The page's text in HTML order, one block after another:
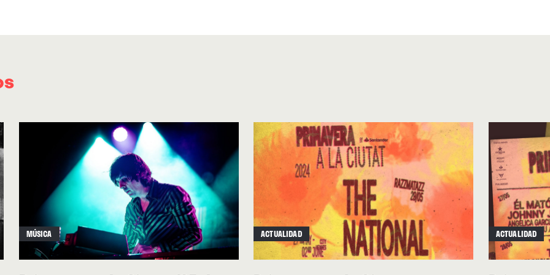
Wong, 2000) con aquel vuelo 180 de Volée Airlines. Sus dotes de
formado por John Carpenter y Alan Howarth, se ha marcado un elegante
homenaje al synth horror más minimalista que debe duplicar la capacidad
de fascinación de las imágenes a las que sirve. El tema principal“The
Witch”, claro hijo de los Goblin de “Suspiria” (Dario Argento, 1977),
influencia ya en “Escape”, es una embrujadora (nunca mejor dicho) puerta
de entrada a un universo musical inquietante pero bello, muy bello, sobre
todo a la altura de“Necromancer”y“Totem”, con lo que parecen flautas de
mellotron y delicadas notas de celesta. Todo se vuelve cada vez un poco
MÚSICA ACTUALIDAD ACTUALIDAD